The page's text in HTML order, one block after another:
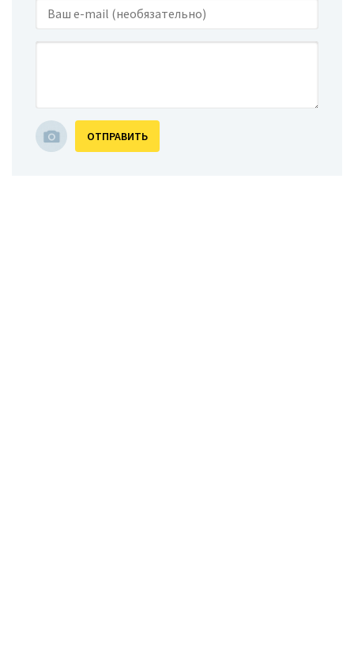
ОТПРАВИТЬ